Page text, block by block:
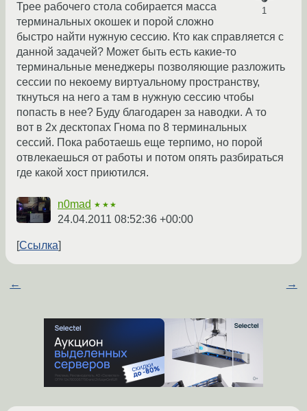
1
Трее рабочего стола собирается масса
терминальных окошек и порой сложно
быстро найти нужную сессию. Кто как справляется с
данной задачей? Может быть есть какие-то
терминальные менеджеры позволяющие разложить
сессии по некоему виртуальному пространству,
ткнуться на него а там в нужную сессию чтобы
попасть в нее? Буду благодарен за наводки. А то
вот в 2х десктопах Гнома по 8 терминальных
сессий. Пока работаешь еще терпимо, но порой
отвлекаешься от работы и потом опять разбираться
где какой хост приютился.
n0mad ★★★
24.04.2011 08:52:36 +00:00
Ссылка
← →